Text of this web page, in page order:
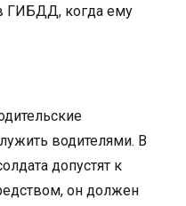
ГИБДД, когда ему
водителями. В
допустят к
он должен